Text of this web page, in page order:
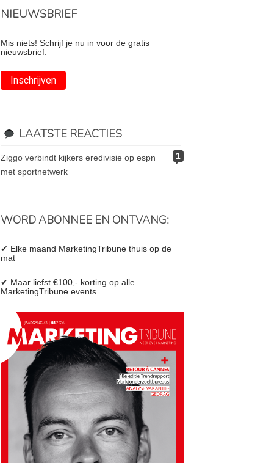
NIEUWSBRIEF
Mis niets! Schrijf je nu in voor de gratis
nieuwsbrief.
Inschrijven
LAATSTE REACTIES
1
ziggo verbindt kijkers eredivisie op espn
met sportnetwerk
WORD ABONNEE EN ONTVANG:
✔ Elke maand MarketingTribune thuis op de
mat
✔ Maar liefst €100,- korting op alle
MarketingTribune events